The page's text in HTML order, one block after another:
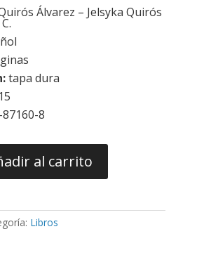
Álvarez – Jelsyka Quirós
tapa dura
8
al carrito
Libros